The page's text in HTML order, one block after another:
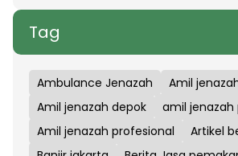
Tag
Ambulance Jenazah
Amil
Amil jenazah depok
amil
Amil jenazah profesional
Artikel